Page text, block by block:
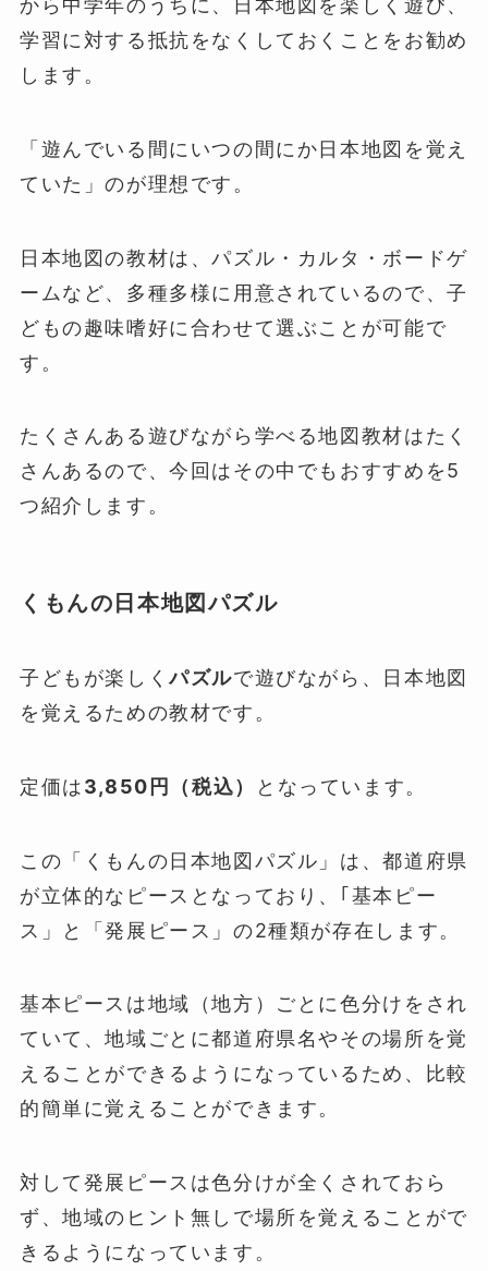
から中学年のうちに、日本地図を楽しく遊び、
学習に対する抵抗をなくしておくことをお勧め
します。
「遊んでいる間にいつの間にか日本地図を覚え
ていた」のが理想です。
日本地図の教材は、パズル・カルタ・ボードゲ
ームなど、多種多様に用意されているので、子
どもの趣味嗜好に合わせて選ぶことが可能で
す。
たくさんある遊びながら学べる地図教材はたく
さんあるので、今回はその中でもおすすめを5
つ紹介します。
くもんの日本地図パズル
子どもが楽しくパズルで遊びながら、日本地図
を覚えるための教材です。
定価は3,850円（税込） となっています。
この「くもんの日本地図パズル」は、都道府県
が立体的なピースとなっており、｢基本ピー
ス」と「発展ピース」の2種類が存在します。
基本ピースは地域（地方）ごとに色分けをされ
ていて、地域ごとに都道府県名やその場所を覚
えることができるようになっているため、比較
的簡単に覚えることができます。
対して発展ピースは色分けが全くされておら
ず、地域のヒント無しで場所を覚えることがで
きるようになっています。